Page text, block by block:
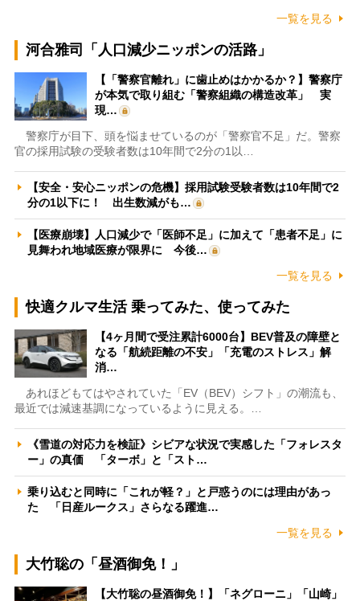
一覧を見る
河合雅司「人口減少ニッポンの活路」
【「警察官離れ」に歯止めはかかるか？】警察庁
が本気で取り組む「警察組織の構造改革」 実
現…
警察庁が目下、頭を悩ませているのが「警察官不足」だ。警察
官の採用試験の受験者数は10年間で2分の1以…
【安全・安心ニッポンの危機】採用試験受験者数は10年間で2
分の1以下に！ 出生数減がも…
【医療崩壊】人口減少で「医師不足」に加えて「患者不足」に
見舞われ地域医療が限界に 今後…
一覧を見る
快適クルマ生活 乗ってみた、使ってみた
【4ヶ月間で受注累計6000台】BEV普及の障壁と
なる「航続距離の不安」「充電のストレス」解
消…
あれほどもてはやされていた「EV（BEV）シフト」の潮流も、
最近では減速基調になっているように見える。…
《雪道の対応力を検証》シビアな状況で実感した「フォレスタ
ー」の真価 「ターボ」と「スト…
乗り込むと同時に「これが軽？」と戸惑うのには理由があっ
た 「日産ルークス」さらなる躍進…
一覧を見る
大竹聡の「昼酒御免！」
【大竹聡の昼酒御免！】「ネグローニ」「山崎」